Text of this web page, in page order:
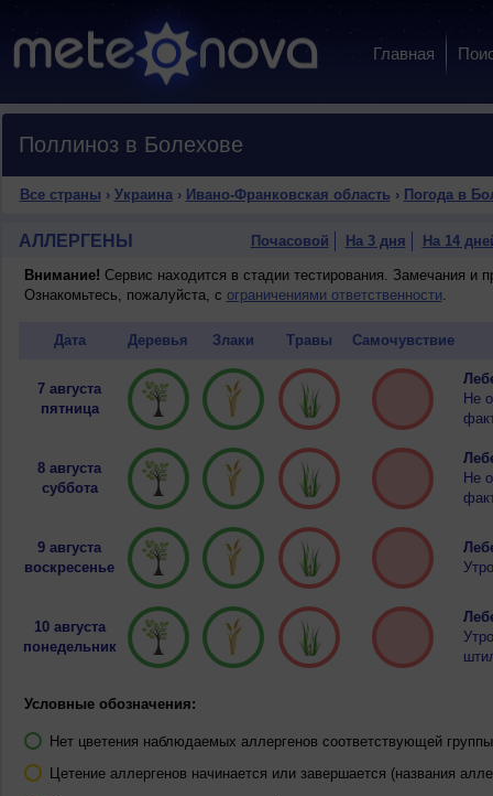
Главная
Поллиноз в Болехове
Все страны › Украина› Ивано-Франковская область › Погода в
АЛЛЕРГЕНЫ Почасовой На 3 дня На 14
Внимание! Сервис находится в стадии тестирования. Замечания и
Ознакомьтесь, пожалуйста, с ограничениями ответственности.
Дата Деревья Злаки Травы Самочувствие
7 августа
пятница
Не
8 августа
суббота
Не
9 августа
воскресенье
10 августа
понедельник
Условные обозначения:
Нет цветения наблюдаемых аллергенов соответствующей
Цетение аллергенов начинается или завершается (названия